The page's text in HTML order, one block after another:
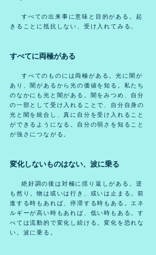
すべての出来事に意味と目的がある。起
きることに抵抗しない、受け入れてみる 。
すべてに両極がある
すべてのものには両極がある。光に闇が
あり、闇があるから光の価値を知る。私たち
のなかにも光と闇がある。闇をみつめ、自分
の一部として受け入れることで、自分自身の
光と闇を統合し、真に自分を受け入れること
ができるようになる。自分の弱さを知ること
が強さにつながる。
変化しないものはない、波に乗る
絶好調の後は対極に揺り返しがある。逆
も然り。物は或いは行き、或いは止まる。前
進する時もあれば、停滞する時もある。エネ
ルギーが高い時もあれば、低い時もある。す
べては流動的で変化し続ける。変化を恐れな
い。波に乗る。